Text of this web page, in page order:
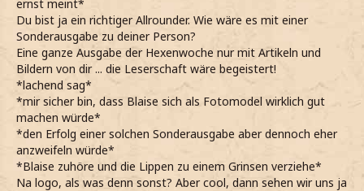
ernst meint*
Du bist ja ein richtiger Allrounder. Wie wäre es mit einer
Sonderausgabe zu deiner Person?
Eine ganze Ausgabe der Hexenwoche nur mit Artikeln und
Bildern von dir ... die Leserschaft wäre begeistert!
*lachend sag*
*mir sicher bin, dass Blaise sich als Fotomodel wirklich gut
machen würde*
*den Erfolg einer solchen Sonderausgabe aber dennoch eher
anzweifeln würde*
*Blaise zuhöre und die Lippen zu einem Grinsen verziehe*
Na logo, als was denn sonst? Aber cool, dann sehen wir uns ja